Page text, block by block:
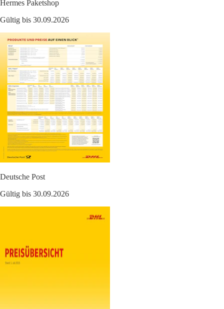
Hermes Paketshop
Gültig bis 30.09.2026
Deutsche Post
Gültig bis 30.09.2026